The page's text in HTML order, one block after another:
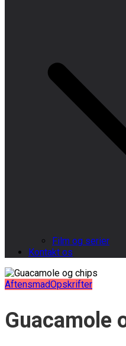
Film og serier
Kontakt os
AftensmadOpskrifter
Guacamole